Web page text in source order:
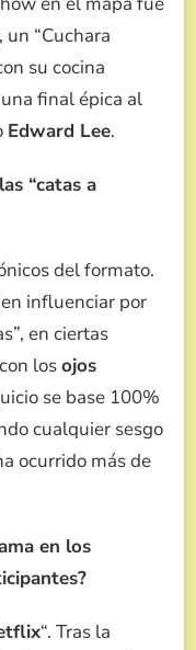
“Cuchara
su cocina
final épica al
Edward Lee.
“catas a
del formato.
influenciar por
en ciertas
losojos
se base 100%
cualquier sesgo
ocurrido más de
en los
“. Tras la